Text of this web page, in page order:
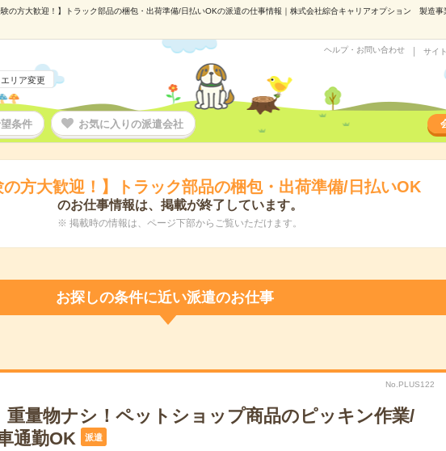
験の方大歓迎！】トラック部品の梱包・出荷準備/日払いOKの派遣の仕事情報｜株式会社綜合キャリアオプション 製造事
エリア変更
ヘルプ・お問い合わせ サイ
条件 お気に入りの派遣会社
の方大歓迎！】トラック部品の梱包・出荷準備/日払いOK
のお仕事情報は、掲載が終了しています。
※ 掲載時の情報は、ページ下部からご覧いただけます。
お探しの条件に近い派遣のお仕事
No.PLUS122
重量物ナシ！ペットショップ商品のピッキン作業/
通勤OK
派遣